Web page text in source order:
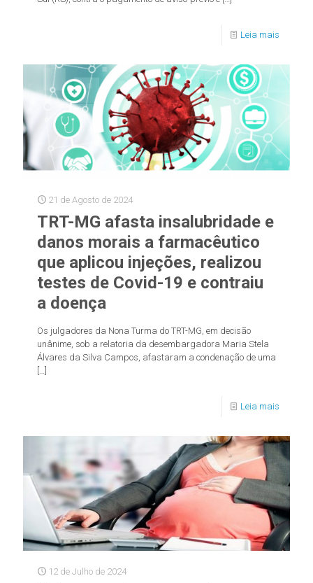
Leia mais
21 de Agosto de 2024
TRT-MG afasta insalubridade e
danos morais a farmacêutico
que aplicou injeções, realizou
testes de Covid-19 e contraiu
a doença
Os julgadores da Nona Turma do TRT-MG, em decisão
unânime, sob a relatoria da desembargadora Maria Stela
Álvares da Silva Campos, afastaram a condenação de uma
[…]
Leia mais
12 de Julho de 2024